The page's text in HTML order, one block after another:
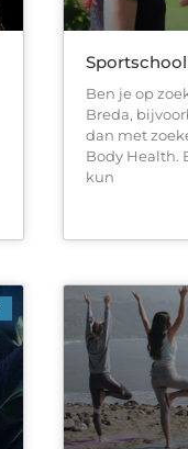
Ben je op
Breda,
dan met
Body Health.
kun